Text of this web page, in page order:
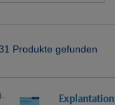
Produkte gefunden